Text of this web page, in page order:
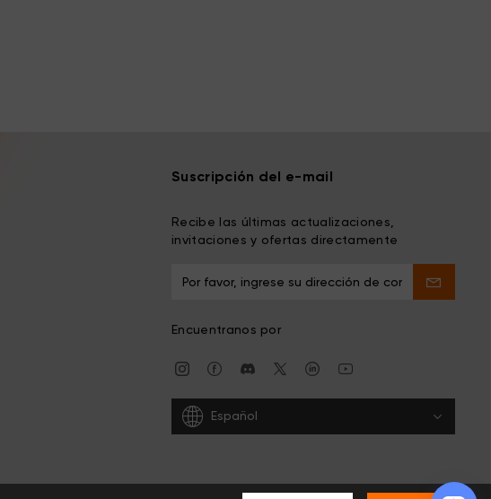
Suscripción del e-mail
Recibe las últimas actualizaciones,
invitaciones y ofertas directamente
Encuentranos por
Español